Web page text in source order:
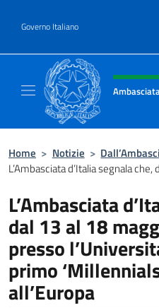
Governo Italiano
Intestazione
Home > Notizie >
L’Ambasciata d’Italia segnala che,
L’Ambasciata
dal 13 al 18
presso
primo
all’Europa